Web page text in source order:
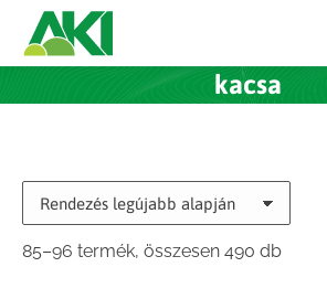
kacsa
85–96 termék, összesen 490 dbSorted